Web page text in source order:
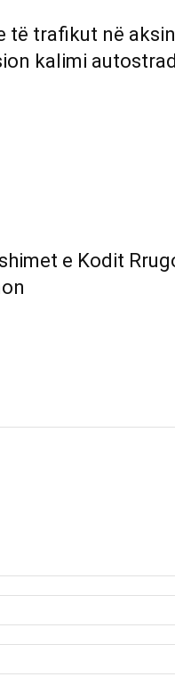
të trafikut në
kalimi
e Kodit